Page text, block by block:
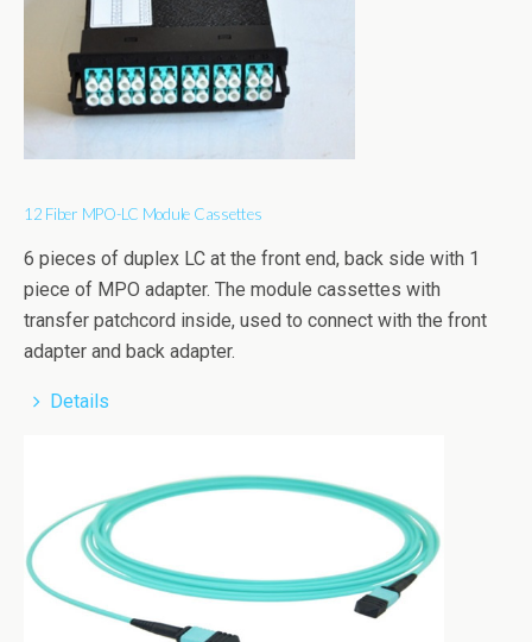
12 Fiber MPO-LC Module Cassettes
6 pieces of duplex LC at the front end, back side with 1
piece of MPO adapter. The module cassettes with
transfer patchcord inside, used to connect with the front
adapter and back adapter.
Details